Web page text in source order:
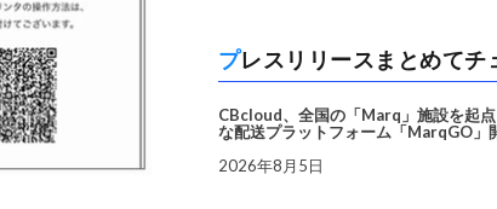
プレスリリースまとめてチ
CBcloud、全国の「Marq」施設を起
な配送プラットフォーム「MarqGO」
2026年8月5日